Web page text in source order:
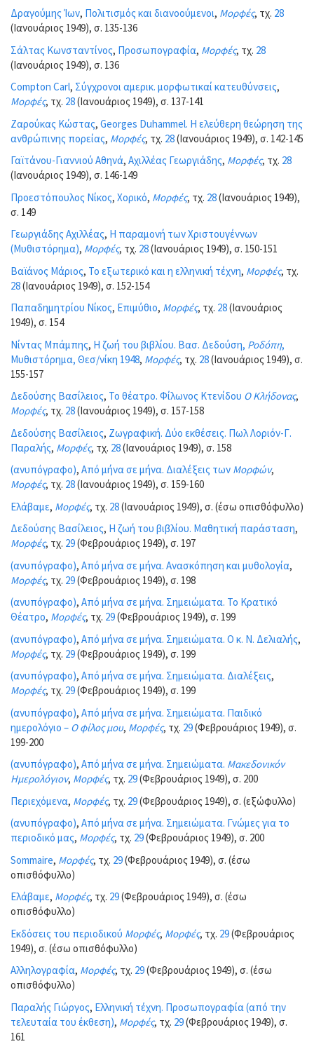
Δραγούμης Ίων, Πολιτισμός και διανοούμενοι, Μορφές, τχ. 28
(Ιανουάριος 1949), σ. 135-136
Σάλτας Κωνσταντίνος, Προσωπογραφία, Μορφές, τχ. 28
(Ιανουάριος 1949), σ. 136
Compton Carl, Σύγχρονοι αμερικ. μορφωτικαί κατευθύνσεις,
Μορφές, τχ. 28(Ιανουάριος 1949), σ. 137-141
Ζαρούκας Κώστας, Georges Duhammel. Η ελεύθερη θεώρηση της
ανθρώπινης πορείας, Μορφές, τχ. 28(Ιανουάριος 1949), σ. 142-145
Γαϊτάνου-Γιαννιού Αθηνά, Αχιλλέας Γεωργιάδης, Μορφές, τχ. 28
(Ιανουάριος 1949), σ. 146-149
Προεστόπουλος Νίκος, Χορικό, Μορφές, τχ. 28(Ιανουάριος 1949),
σ. 149
Γεωργιάδης Αχιλλέας, Η παραμονή των Χριστουγέννων
(Μυθιστόρημα), Μορφές, τχ. 28(Ιανουάριος 1949), σ. 150-151
Βαϊάνος Μάριος, Το εξωτερικό και η ελληνική τέχνη, Μορφές, τχ.
28(Ιανουάριος 1949), σ. 152-154
Παπαδημητρίου Νίκος, Επιμύθιο, Μορφές, τχ. 28(Ιανουάριος
1949), σ. 154
Νίντας Μπάμπης, Η ζωή του βιβλίου. Βασ. Δεδούση, Ροδόπη,
Μυθιστόρημα, Θεσ/νίκη 1948, Μορφές, τχ. 28(Ιανουάριος 1949), σ.
155-157
Δεδούσης Βασίλειος, Το θέατρο. Φίλωνος Κτενίδου Ο Κλήδονας,
Μορφές, τχ. 28(Ιανουάριος 1949), σ. 157-158
Δεδούσης Βασίλειος, Ζωγραφική. Δύο εκθέσεις. Πωλ Λοριόν-Γ.
Παραλής, Μορφές, τχ. 28(Ιανουάριος 1949), σ. 158
(ανυπόγραφο), Από μήνα σε μήνα. Διαλέξεις των Μορφών,
Μορφές, τχ. 28(Ιανουάριος 1949), σ. 159-160
Ελάβαμε, Μορφές, τχ. 28(Ιανουάριος 1949), σ. (έσω οπισθόφυλλο)
Δεδούσης Βασίλειος, Η ζωή του βιβλίου. Μαθητική παράσταση,
Μορφές, τχ. 29(Φεβρουάριος 1949), σ. 197
(ανυπόγραφο), Από μήνα σε μήνα. Ανασκόπηση και μυθολογία,
Μορφές, τχ. 29(Φεβρουάριος 1949), σ. 198
(ανυπόγραφο), Από μήνα σε μήνα. Σημειώματα. Το Κρατικό
Θέατρο, Μορφές, τχ. 29(Φεβρουάριος 1949), σ. 199
(ανυπόγραφο), Από μήνα σε μήνα. Σημειώματα. Ο κ. Ν. Δελιαλής,
Μορφές, τχ. 29(Φεβρουάριος 1949), σ. 199
(ανυπόγραφο), Από μήνα σε μήνα. Σημειώματα. Διαλέξεις,
Μορφές, τχ. 29(Φεβρουάριος 1949), σ. 199
(ανυπόγραφο), Από μήνα σε μήνα. Σημειώματα. Παιδικό
ημερολόγιο – Ο φίλος μου, Μορφές, τχ. 29(Φεβρουάριος 1949), σ.
199-200
(ανυπόγραφο), Από μήνα σε μήνα. Σημειώματα. Μακεδονικόν
Ημερολόγιον, Μορφές, τχ. 29(Φεβρουάριος 1949), σ. 200
Περιεχόμενα, Μορφές, τχ. 29(Φεβρουάριος 1949), σ. (εξώφυλλο)
(ανυπόγραφο), Από μήνα σε μήνα. Σημειώματα. Γνώμες για το
περιοδικό μας, Μορφές, τχ. 29(Φεβρουάριος 1949), σ. 200
Sommaire, Μορφές, τχ. 29(Φεβρουάριος 1949), σ. (έσω
οπισθόφυλλο)
Ελάβαμε, Μορφές, τχ. 29(Φεβρουάριος 1949), σ. (έσω
οπισθόφυλλο)
Εκδόσεις του περιοδικού Μορφές, Μορφές, τχ. 29(Φεβρουάριος
1949), σ. (έσω οπισθόφυλλο)
Αλληλογραφία, Μορφές, τχ. 29(Φεβρουάριος 1949), σ. (έσω
οπισθόφυλλο)
Παραλής Γιώργος, Ελληνική τέχνη. Προσωπογραφία (από την
τελευταία του έκθεση), Μορφές, τχ. 29(Φεβρουάριος 1949), σ.
161